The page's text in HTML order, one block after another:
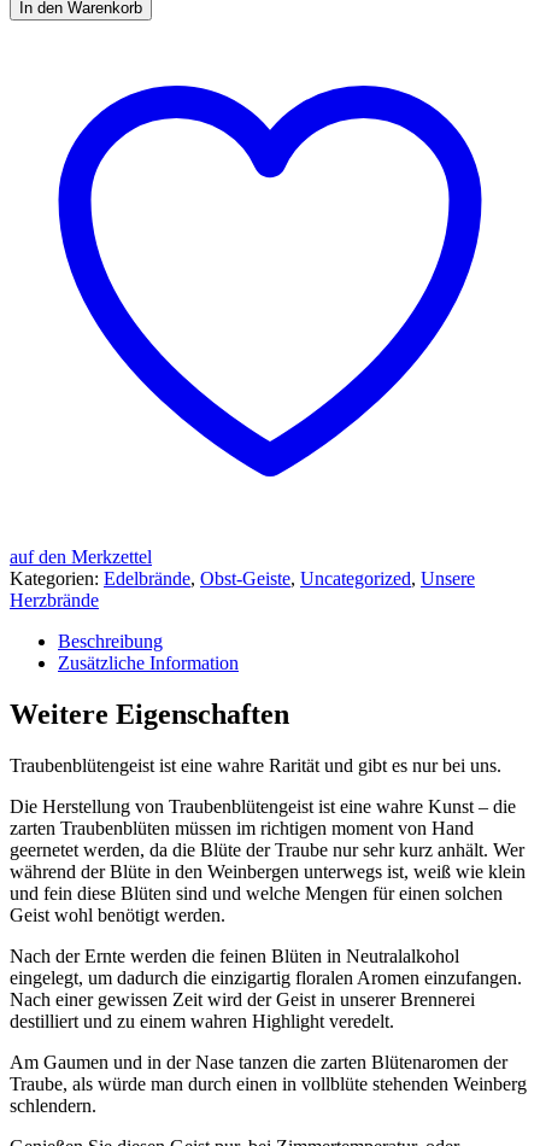
In den Warenkorb
auf den Merkzettel
Kategorien: Edelbrände, Obst-Geiste, Uncategorized, Unsere
Herzbrände
Beschreibung
Zusätzliche Information
Weitere Eigenschaften
Traubenblütengeist ist eine wahre Rarität und gibt es nur bei uns.
Die Herstellung von Traubenblütengeist ist eine wahre Kunst – die
zarten Traubenblüten müssen im richtigen moment von Hand
geernetet werden, da die Blüte der Traube nur sehr kurz anhält. Wer
während der Blüte in den Weinbergen unterwegs ist, weiß wie klein
und fein diese Blüten sind und welche Mengen für einen solchen
Geist wohl benötigt werden.
Nach der Ernte werden die feinen Blüten in Neutralalkohol
eingelegt, um dadurch die einzigartig floralen Aromen einzufangen.
Nach einer gewissen Zeit wird der Geist in unserer Brennerei
destilliert und zu einem wahren Highlight veredelt.
Am Gaumen und in der Nase tanzen die zarten Blütenaromen der
Traube, als würde man durch einen in vollblüte stehenden Weinberg
schlendern.